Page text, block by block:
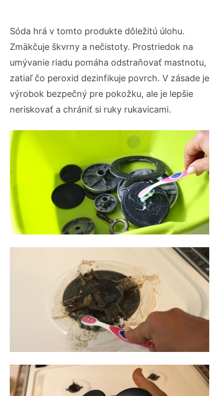
Sóda hrá v tomto produkte dôležitú úlohu.
Zmäkčuje škvrny a nečistoty. Prostriedok na
umývanie riadu pomáha odstraňovať mastnotu,
zatiaľ čo peroxid dezinfikuje povrch. V zásade je
výrobok bezpečný pre pokožku, ale je lepšie
neriskovať a chrániť si ruky rukavicami.